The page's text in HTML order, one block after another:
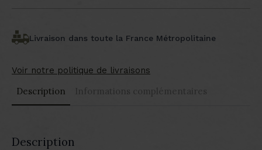
Livraison dans toute la France Métropolitaine
Voir notre politique de livraisons
Description Informations complémentaires
Description